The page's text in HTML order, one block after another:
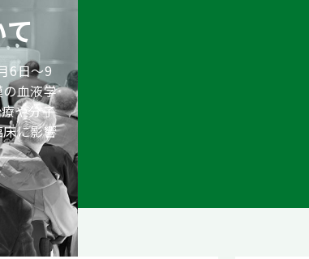
6日〜9
血液学
や分子
に影響